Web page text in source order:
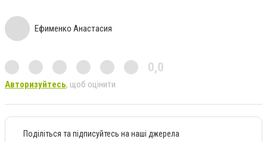
Ефименко Анастасия
0,0
Авторизуйтесь, щоб оцінити
Поділіться та підписуйтесь на наші джерела